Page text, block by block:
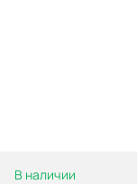
В наличии